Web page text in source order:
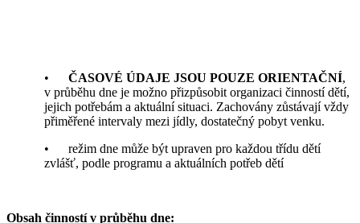
•ČASOVÉ ÚDAJE JSOU POUZE ORIENTAČNÍ,
v průběhu dne je možno přizpůsobit organizaci činností dětí,
jejich potřebám a aktuální situaci. Zachovány zůstávají vždy
přiměřené intervaly mezi jídly, dostatečný pobyt venku.
• režim dne může být upraven pro každou třídu dětí
zvlášť, podle programu a aktuálních potřeb dětí
Obsah činností v průběhu dne: